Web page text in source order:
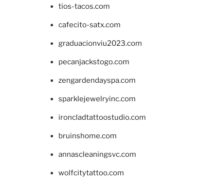
tios-tacos.com
cafecito-satx.com
graduacionviu2023.com
pecanjackstogo.com
zengardendayspa.com
sparklejewelryinc.com
ironcladtattoostudio.com
bruinshome.com
annascleaningsvc.com
wolfcitytattoo.com